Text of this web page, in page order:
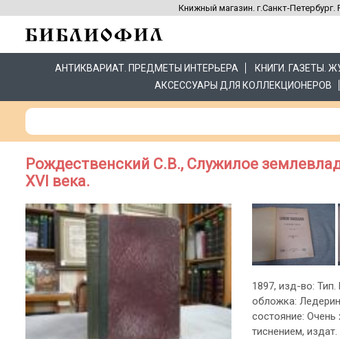
Книжный магазин. г.Санкт-
АНТИКВАРИАТ. ПРЕДМЕТЫ ИНТЕРЬЕРА КНИГИ. ГАЗЕТЫ.
АКСЕССУАРЫ ДЛЯ КОЛЛЕКЦИОНЕРОВ
Рождественский С.В., Служилое
XVI века.
1897, изд-во: Тип.
обложка:
состояние:
тиснением,